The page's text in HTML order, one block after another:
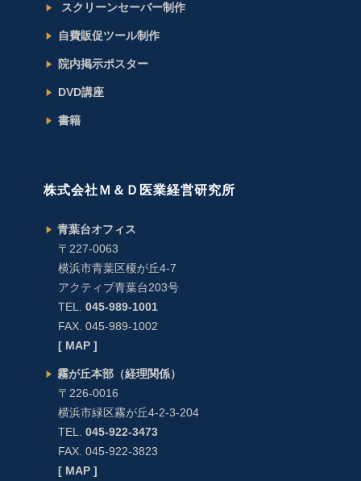
スクリーンセーバー制作
自費販促ツール制作
院内掲示ポスター
DVD講座
書籍
株式会社Ｍ＆Ｄ医業経営研究所
青葉台オフィス
〒227-0063
横浜市青葉区榎が丘4-7
アクティブ青葉台203号
TEL. 045-989-1001
FAX. 045-989-1002
[ MAP ]
霧が丘本部（経理関係）
〒226-0016
横浜市緑区霧が丘4-2-3-204
TEL. 045-922-3473
FAX. 045-922-3823
[ MAP ]